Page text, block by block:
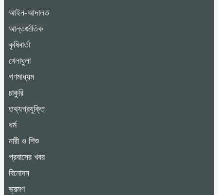
আইন-আদালত
আন্তর্জাতিক
কৃষিবার্তা
খেলাধুলা
গণমাধ্যম
চাকুরি
তথ্যপ্রযুক্তি
ধর্ম
নারী ও শিশু
প্রবাসের খবর
বিনোদন
ভ্রমণ